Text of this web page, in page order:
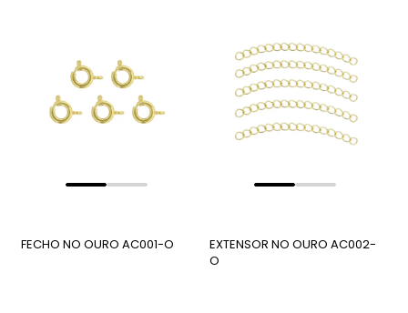
FECHO NO OURO AC001-O
EXTENSOR NO OURO AC002-
O